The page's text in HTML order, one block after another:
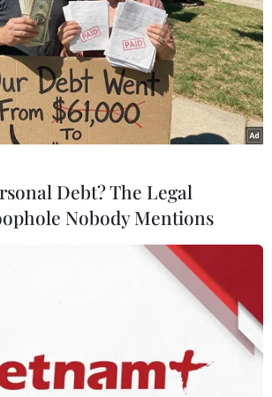
Hà Nội tiếp tục quan tâm, bố trí
xây dựng, sửa chữa, nâng cấp,
an toàn, phát huy năng lực
thủy lợi phục vụ sản xuất, dân
thiên tai trong năm 2024 và
theo.
toàn an toàn công trình phòng,
phục vụ sản xuất nông nghiệp,
nghiệp và Phát triển Nông
nghị các tổ chức thủy lợi thực
nhiệm trong việc tu bổ, sửa
tại các trạm bơm, cống tiêu, hồ,
biệt là hệ thống công trình
úng.
Debt? The Legal
Nobody Mentions